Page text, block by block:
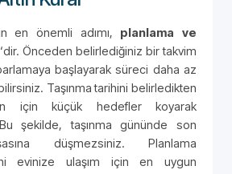
en önemli adımı, planlama ve
‘dir. Önceden belirlediğiniz bir takvim
başlayarak süreci daha az
Taşınma tarihini belirledikten
için küçük hedefler koyarak
şekilde, taşınma gününde son
düşmezsiniz. Planlama
evinize ulaşım için en uygun